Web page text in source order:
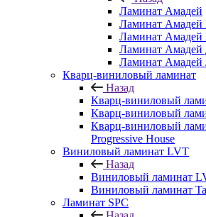
Ламинат Амадей
Ламинат Амадей
Ламинат Амадей
Ламинат Амадей
Ламинат Амадей
Кварц-виниловый ламинат
Назад
Кварц-виниловый
Кварц-виниловый
Кварц-виниловый
Progressive House
Виниловый ламинат LVT
Назад
Виниловый ламинат
Виниловый ламинат
Ламинат SPC